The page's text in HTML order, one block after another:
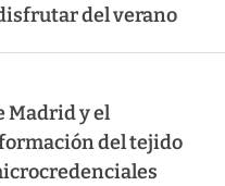
del verano
Madrid y el
del tejido